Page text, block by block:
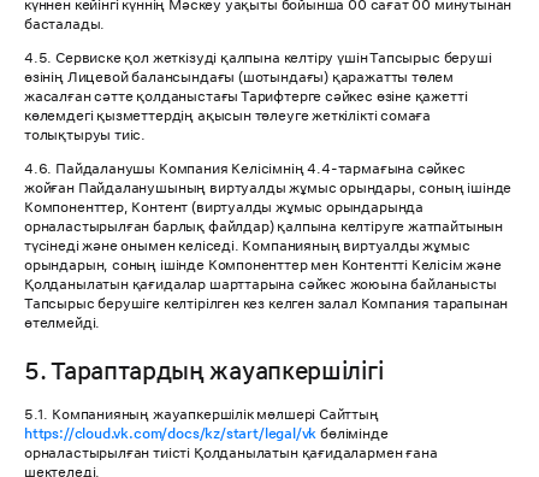
күннен кейінгі күннің Мәскеу уақыты бойынша 00 сағат 00 минутынан
басталады.
4.5. Сервиске қол жеткізуді қалпына келтіру үшін Тапсырыс беруші
өзінің Лицевой балансындағы (шотындағы) қаражатты төлем
жасалған сәтте қолданыстағы Тарифтерге сәйкес өзіне қажетті
көлемдегі қызметтердің ақысын төлеуге жеткілікті сомаға
толықтыруы тиіс.
4.6. Пайдаланушы Компания Келісімнің 4.4-тармағына сәйкес
жойған Пайдаланушының виртуалды жұмыс орындары, соның ішінде
Компоненттер, Контент (виртуалды жұмыс орындарында
орналастырылған барлық файлдар) қалпына келтіруге жатпайтынын
түсінеді және онымен келіседі. Компанияның виртуалды жұмыс
орындарын, соның ішінде Компоненттер мен Контентті Келісім және
Қолданылатын қағидалар шарттарына сәйкес жоюына байланысты
Тапсырыс берушіге келтірілген кез келген залал Компания тарапынан
өтелмейді.
5. Тараптардың жауапкершілігі
5.1. Компанияның жауапкершілік мөлшері Сайттың
https://cloud.vk.com/docs/kz/start/legal/vk бөлімінде
орналастырылған тиісті Қолданылатын қағидалармен ғана
шектеледі.